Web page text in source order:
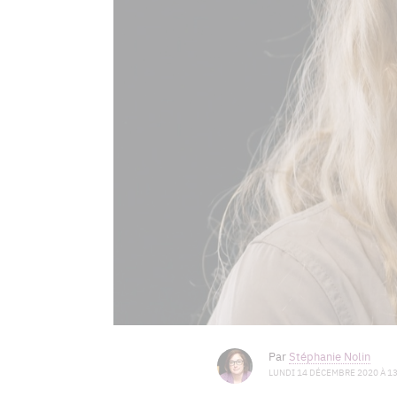
Par Stéphanie Nolin
LUNDI 14 DÉCEMBRE 2020 À